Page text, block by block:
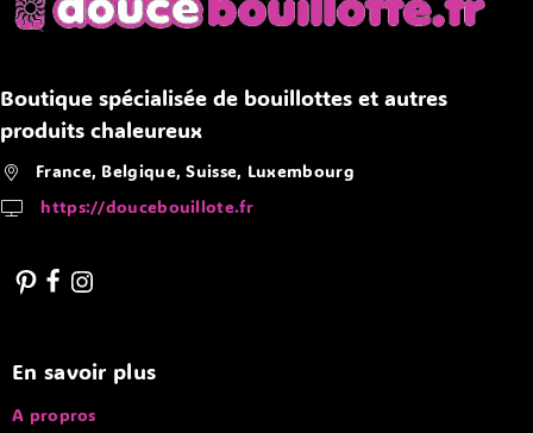
Boutique spécialisée de bouillottes et autres
produits chaleureux
France, Belgique, Suisse, Luxembourg
https://doucebouillote.fr
En savoir plus
A propros